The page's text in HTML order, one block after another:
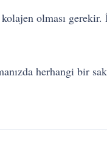
olması
herhangi bir